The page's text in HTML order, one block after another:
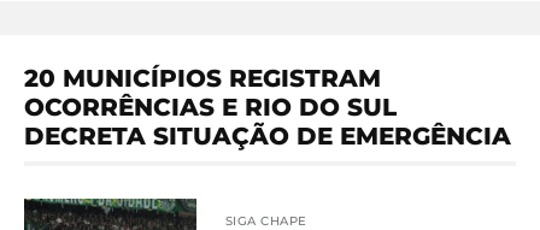
20 MUNICÍPIOS REGISTRAM
OCORRÊNCIAS E RIO DO SUL
DECRETA SITUAÇÃO DE EMERGÊNCIA
SIGA CHAPE